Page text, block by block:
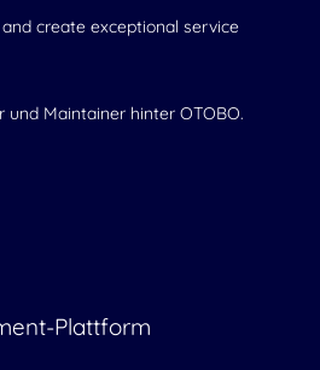
create exceptional service
und Maintainer hinter OTOBO.
Plattform